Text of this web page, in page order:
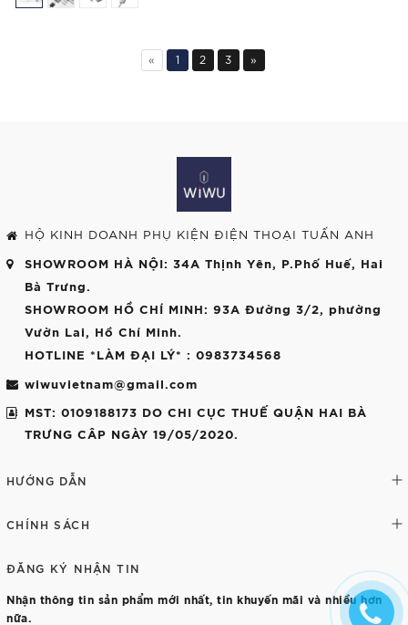
« 1 2 3 »
HỘ KINH DOANH PHỤ KIỆN ĐIỆN THOẠI TUẤN ANH
SHOWROOM HÀ NỘI: 34A Thịnh Yên, P.Phố Huế, Hai
Bà Trưng.
SHOWROOM HỒ CHÍ MINH: 93A Đường 3/2, phường
Vườn Lai, Hồ Chí Minh.
HOTLINE *LÀM ĐẠI LÝ* : 0983734568
wiwuvietnam@gmail.com
MST: 0109188173 DO CHI CỤC THUẾ QUẬN HAI BÀ
TRƯNG CÂP NGÀY 19/05/2020.
HƯỚNG DẪN
CHÍNH SÁCH
ĐĂNG KÝ NHẬN TIN
Nhận thông tin sản phẩm mới nhất, tin khuyến mãi và nhiều hơn
nữa.